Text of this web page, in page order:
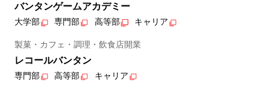
バンタンゲームアカデミー
大学部 専門部 高等部 キャリア
製菓・カフェ・調理・飲食店開業
レコールバンタン
専門部 高等部 キャリア